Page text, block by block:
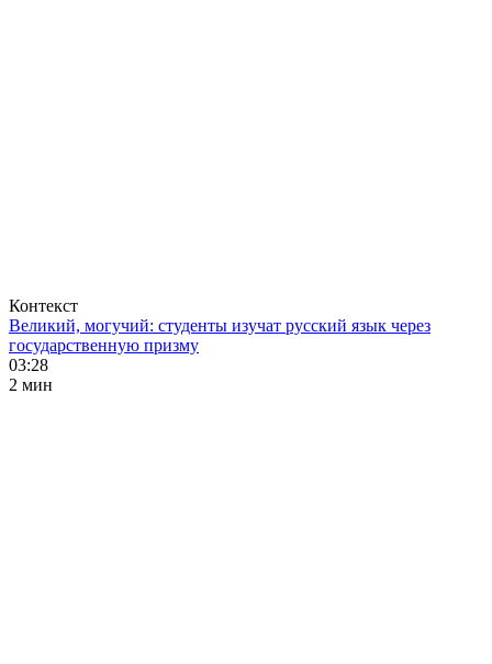
Контекст
Великий, могучий: студенты изучат русский язык через
государственную призму
03:28
2 мин